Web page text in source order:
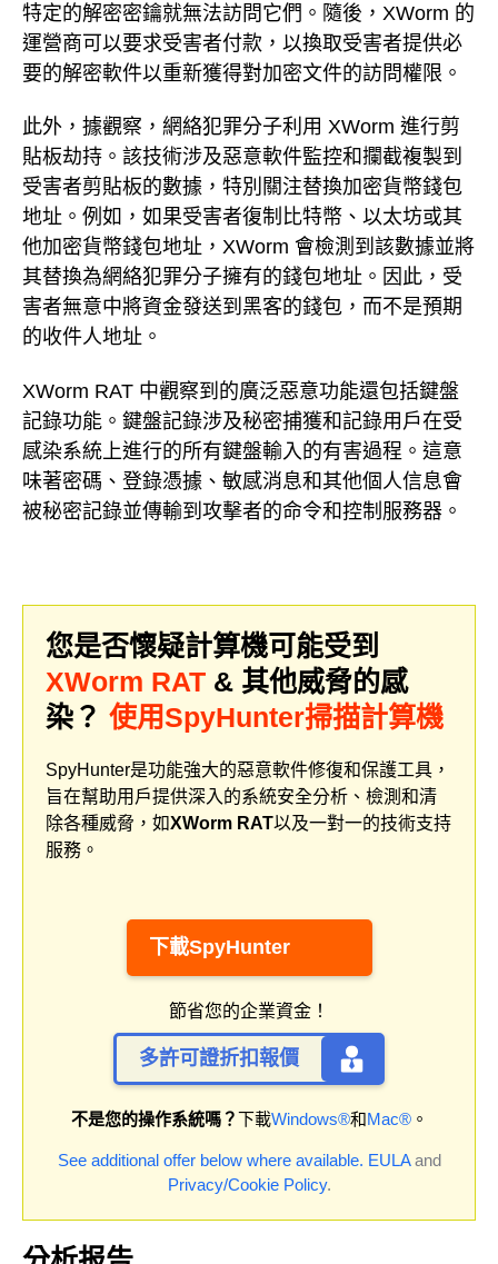
特定的解密密鑰就無法訪問它們。隨後，XWorm 的
運營商可以要求受害者付款，以換取受害者提供必
要的解密軟件以重新獲得對加密文件的訪問權限。
此外，據觀察，網絡犯罪分子利用 XWorm 進行剪
貼板劫持。該技術涉及惡意軟件監控和攔截複製到
受害者剪貼板的數據，特別關注替換加密貨幣錢包
地址。例如，如果受害者復制比特幣、以太坊或其
他加密貨幣錢包地址，XWorm 會檢測到該數據並將
其替換為網絡犯罪分子擁有的錢包地址。因此，受
害者無意中將資金發送到黑客的錢包，而不是預期
的收件人地址。
XWorm RAT 中觀察到的廣泛惡意功能還包括鍵盤
記錄功能。鍵盤記錄涉及秘密捕獲和記錄用戶在受
感染系統上進行的所有鍵盤輸入的有害過程。這意
味著密碼、登錄憑據、敏感消息和其他個人信息會
被秘密記錄並傳輸到攻擊者的命令和控制服務器。
您是否懷疑計算機可能受到
XWorm RAT & 其他威脅的感
染？ 使用SpyHunter掃描計算機
SpyHunter是功能強大的惡意軟件修復和保護工具，
旨在幫助用戶提供深入的系統安全分析、檢測和清
除各種威脅，如XWorm RAT以及一對一的技術支持
服務。
下載SpyHunter
節省您的企業資金！
多許可證折扣報價
不是您的操作系統嗎？下載Windows®和Mac®。
See additional offer below where available. EULAand
Privacy/Cookie Policy.